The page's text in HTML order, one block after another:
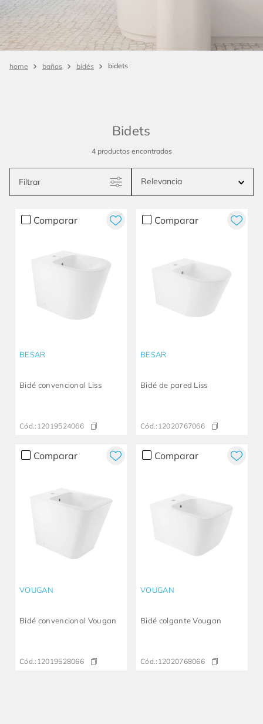
baños bidés
4 productos
Filtrar Relevancia
Comparar
BESAR
Bidé convencional Liss
Cód.: 12019524066
Comparar
BESAR
Bidé de pared Liss
Cód.: 12020767066
Comparar
VOUGAN
Bidé convencional Vougan
Cód.: 12019528066
Comparar
VOUGAN
Bidé colgante Vougan
Cód.: 12020768066